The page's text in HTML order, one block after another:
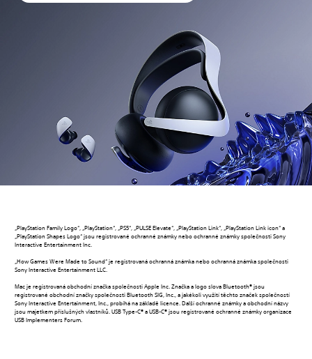
„PlayStation Family Logo“, „PlayStation“, „PS5“, „PULSE Elevate“, „PlayStation Link“, „PlayStation Link icon“ a
„PlayStation Shapes Logo“ jsou registrované ochranné známky nebo ochranné známky společnosti Sony
Interactive Entertainment Inc.
„How Games Were Made to Sound“ je registrovaná ochranná známka nebo ochranná známka společnosti
Sony Interactive Entertainment LLC.
Mac je registrovaná obchodní značka společnosti Apple Inc. Značka a logo slova Bluetooth® jsou
registrované obchodní značky společnosti Bluetooth SIG, Inc., a jakékoli využití těchto značek společností
Sony Interactive Entertainment, Inc., probíhá na základě licence. Další ochranné známky a obchodní názvy
jsou majetkem příslušných vlastníků. USB Type-C® a USB-C® jsou registrované ochranné známky organizace
USB Implementers Forum.